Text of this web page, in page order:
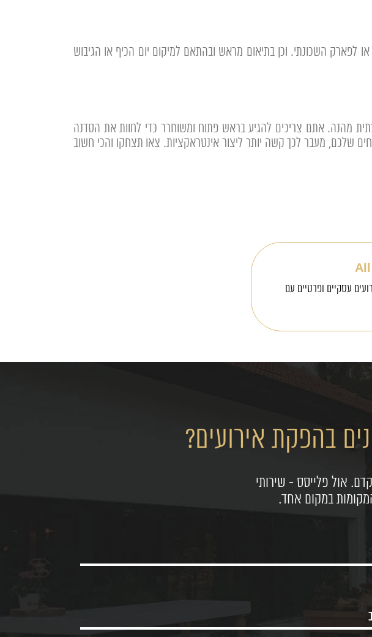
לפארק השכונתי. וכן בתיאום מראש ובהתאם למיקום יום הכיף או הגיבוש
מהנה. אתם צריכים להגיע בראש פתוח ומשוחרר כדי לחוות את הסדנה
של 25-35 אורחים הם המפתח לגעת באורחים שלכם, מעבר לכך קשה יותר ליצור אינטראקציות. צאו תצחקו והכי חשוב
עסקיים ופרטיים עם
בהפקת אירועים?
אול פלייסס - שירותי
במקום אחד.